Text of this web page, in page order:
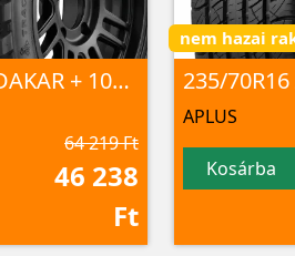
235/70R16 DAKAR + 106Q
64 219 Ft
46 238
Ft
nem hazai
235/
APLUS
Kosárba